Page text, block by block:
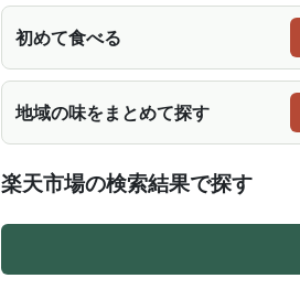
初めて食べる
地域の味をまとめて探す
楽天市場の検索結果で探す